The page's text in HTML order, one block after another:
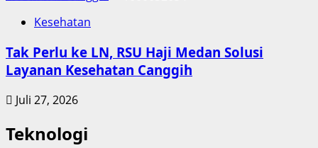
Kesehatan
Tak Perlu ke LN, RSU Haji Medan Solusi
Layanan Kesehatan Canggih
Juli 27, 2026
Teknologi